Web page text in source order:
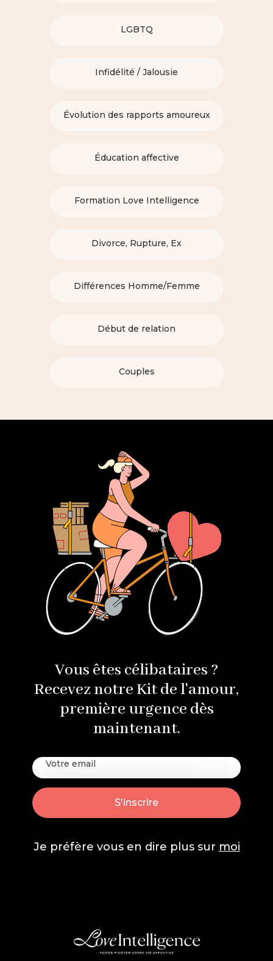
LGBTQ
Infidélité / Jalousie
Évolution des rapports amoureux
Éducation affective
Formation Love Intelligence
Divorce, Rupture, Ex
Différences Homme/Femme
Début de relation
Couples
Vous êtes célibataires ?
Recevez notre Kit de l'amour,
première urgence dès
maintenant.
Je préfère vous en dire plus sur moi